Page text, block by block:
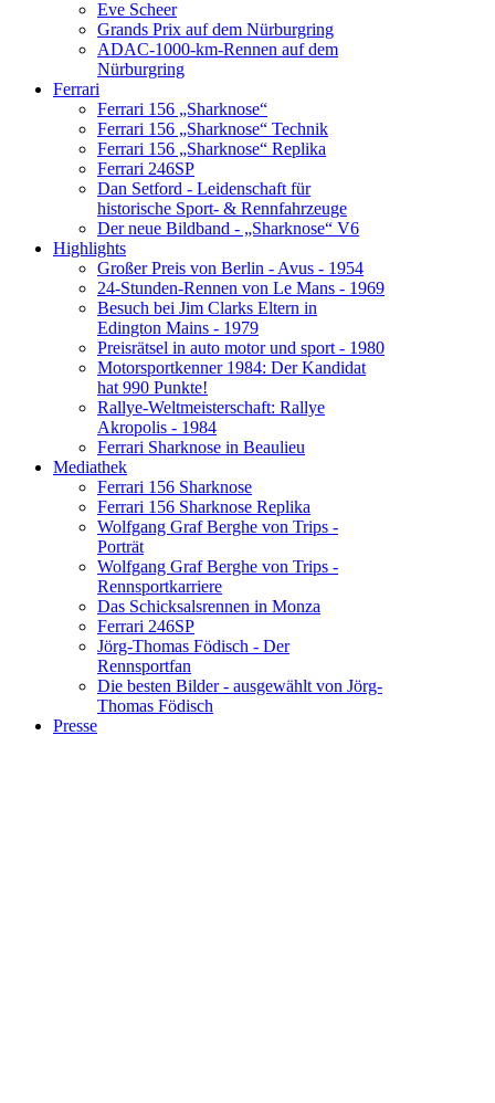
Eve Scheer
Grands Prix auf dem Nürburgring
ADAC-1000-km-Rennen auf dem
Nürburgring
Ferrari
Ferrari 156 „Sharknose“
Ferrari 156 „Sharknose“ Technik
Ferrari 156 „Sharknose“ Replika
Ferrari 246SP
Dan Setford - Leidenschaft für
historische Sport- & Rennfahrzeuge
Der neue Bildband - „Sharknose“ V6
Highlights
Großer Preis von Berlin - Avus - 1954
24-Stunden-Rennen von Le Mans - 1969
Besuch bei Jim Clarks Eltern in
Edington Mains - 1979
Preisrätsel in auto motor und sport - 1980
Motorsportkenner 1984: Der Kandidat
hat 990 Punkte!
Rallye-Weltmeisterschaft: Rallye
Akropolis - 1984
Ferrari Sharknose in Beaulieu
Mediathek
Ferrari 156 Sharknose
Ferrari 156 Sharknose Replika
Wolfgang Graf Berghe von Trips -
Porträt
Wolfgang Graf Berghe von Trips -
Rennsportkarriere
Das Schicksalsrennen in Monza
Ferrari 246SP
Jörg-Thomas Födisch - Der
Rennsportfan
Die besten Bilder - ausgewählt von Jörg-
Thomas Födisch
Presse